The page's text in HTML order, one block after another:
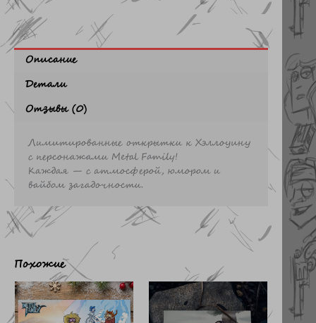
Ведьмы
Описание
Детали
Отзывы (0)
Лимитированные открытки к Хэллоуину
с персонажами Metal Family!
Каждая — с атмосферой, юмором и
вайбом загадочности.
Похожие